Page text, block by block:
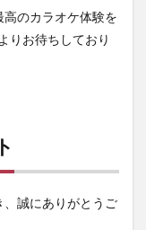
のカラオケ体験を
りお待ちしており
誠にありがとうご